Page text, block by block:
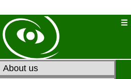
About us